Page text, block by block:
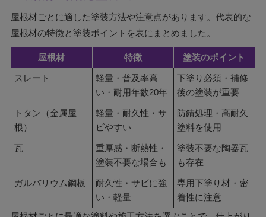
屋根材ごとに適した塗装方法や注意点があります。代表的な
屋根材の特徴と塗装ポイントを表にまとめました。
屋根材 特徴 塗装のポイント
スレート
軽量・普及率高
い・耐用年数20年
下塗り必須・補修
後の塗装が重要
トタン（金属屋
根）
軽量・耐久性・サ
ビやすい
防錆処理・高耐久
塗料を使用
瓦
重厚感・断熱性・
塗装不要な場合も
塗装不要な陶器瓦
も存在
ガルバリウム鋼板
耐久性・サビに強
い・軽量
専用下塗り材・密
着性に注意